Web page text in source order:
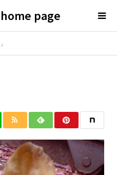
page